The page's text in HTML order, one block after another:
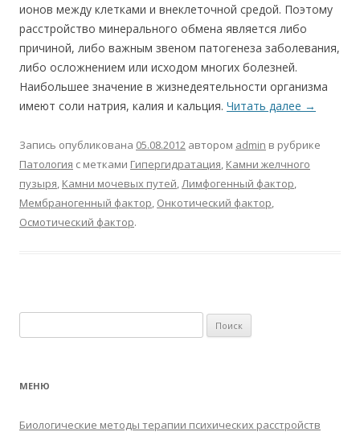
ионов между клетками и внеклеточной средой. Поэтому
расстройство минерального обмена является либо
причиной, либо важным звеном патогенеза заболевания,
либо осложнением или исходом многих болезней.
Наибольшее значение в жизнедеятельности организма
имеют соли натрия, калия и кальция. Читать далее →
Запись опубликована 05.08.2012 автором admin в рубрике
Патология с метками Гипергидратация, Камни желчного
пузыря, Камни мочевых путей,Лимфогенный фактор,
Мембраногенный фактор, Онкотический фактор,
Осмотический фактор.
МЕНЮ
Биологические методы терапии психических расстройств